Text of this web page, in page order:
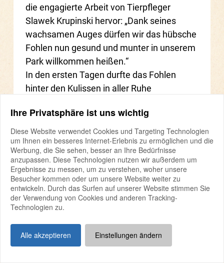
die engagierte Arbeit von Tierpfleger
Slawek Krupinski hervor: „Dank seines
wachsamen Auges dürfen wir das hübsche
Fohlen nun gesund und munter in unserem
Park willkommen heißen.“
In den ersten Tagen durfte das Fohlen
hinter den Kulissen in aller Ruhe
raus ins Außengehege, um auf eigene
Entdeckungsreise zu gehen.
Die Geburt des Fohlens ist nicht nur für den
Tierpark ein freudiges Ereignis, sondern
auch ein wertvoller Beitrag zum Erhalt der
Art. Zwar ist das Steppenzebra,
beziehungsweise die Unterart des Grant-
Zebras aus Ostafrika, die am weitesten
verbreitete Wildpferdeart, dennoch stuft die
Weltnaturschutzunion IUCN es als
Ihre Privatsphäre ist uns wichtig
Diese Website verwendet Cookies und Targeting Technologien
um Ihnen ein besseres Internet-Erlebnis zu ermöglichen und die
Werbung, die Sie sehen, besser an Ihre Bedürfnisse
anzupassen. Diese Technologien nutzen wir außerdem um
Ergebnisse zu messen, um zu verstehen, woher unsere
Besucher kommen oder um unsere Website weiter zu
entwickeln. Durch das Surfen auf unserer Website stimmen Sie
der Verwendung von Cookies und anderen Tracking-
Technologien zu.
Alle akzeptieren Einstellungen ändern